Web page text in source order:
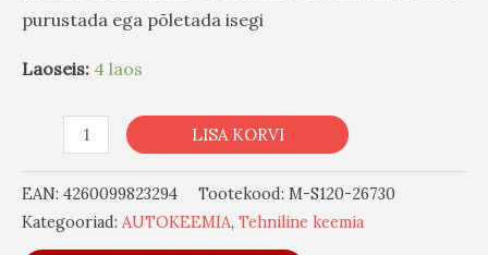
purustada ega põletada isegi
Laoseis: 4 laos
LISA KORVI
EAN: 4260099823294 Tootekood: M-S120-26730
Kategooriad: AUTOKEEMIA, Tehniline keemia